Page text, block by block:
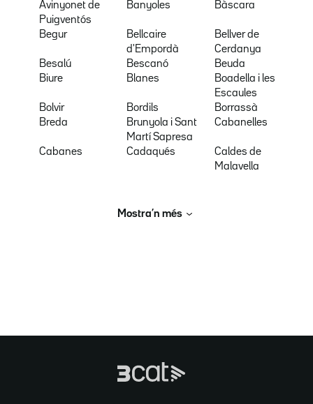
Avinyonet de
Puigventós
Banyoles Bàscara
Begur
Bellcaire
d'Empordà
Bellver de
Cerdanya
Besalú
Bescanó
Beuda
Biure
Blanes
Boadella i les
Escaules
Bolvir
Bordils
Borrassà
Breda
Brunyola i Sant
Martí Sapresa
Cabanelles
Cabanes Cadaqués
Caldes de
Malavella
Mostra’n més